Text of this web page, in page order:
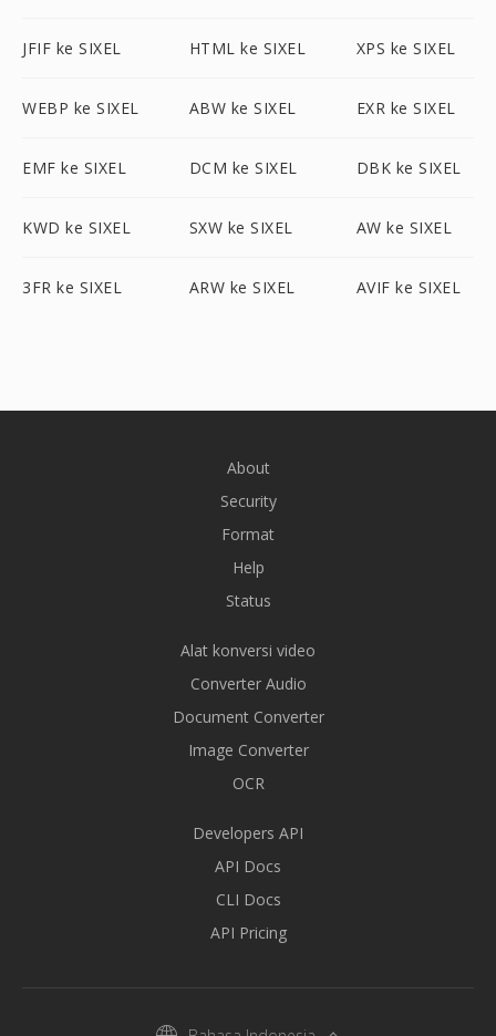
JFIF ke SIXEL HTML ke SIXEL XPS ke SIXEL
WEBP ke SIXEL ABW ke SIXEL EXR ke SIXEL
EMF ke SIXEL DCM ke SIXEL DBK ke SIXEL
KWD ke SIXEL SXW ke SIXEL AW ke SIXEL
3FR ke SIXEL ARW ke SIXEL AVIF ke SIXEL
About
Security
Format
Help
Status
Alat konversi video
Converter Audio
Document Converter
Image Converter
OCR
Developers API
API Docs
CLI Docs
API Pricing